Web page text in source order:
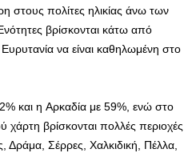
στους πολίτες ηλικίας άνω των
βρίσκονται κάτω από
να είναι καθηλωμένη στο
και η Αρκαδία με 59%, ενώ στο
χάρτη βρίσκονται πολλές περιοχές
Δράμα, Σέρρες, Χαλκιδική, Πέλλα,